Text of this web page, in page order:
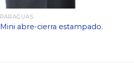
PARAGUAS
Mini abre-cierra estampado.